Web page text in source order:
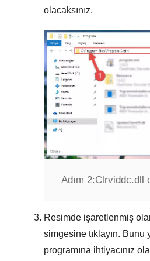
olacaksınız.
Adım 2:Clrviddc.dll
Resimde işaretlenmiş
simgesine tıklayın. Bunu
programına ihtiyacınız